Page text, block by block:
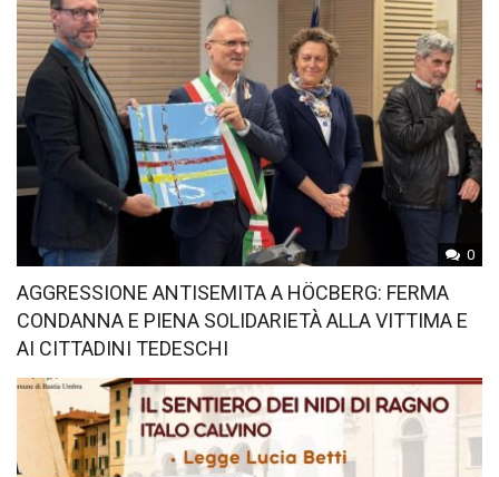
0
AGGRESSIONE ANTISEMITA A HÖCBERG: FERMA
CONDANNA E PIENA SOLIDARIETÀ ALLA VITTIMA E
AI CITTADINI TEDESCHI